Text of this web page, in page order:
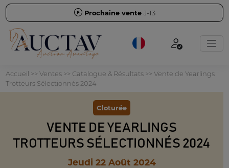
Prochaine vente J-13
Accueil >> Ventes>> Catalogue & Résultats>> Vente de Yearlings
Trotteurs Sélectionnés 2024
Cloturée
VENTE DE YEARLINGS
TROTTEURS SÉLECTIONNÉS 2024
Jeudi 22 Août 2024